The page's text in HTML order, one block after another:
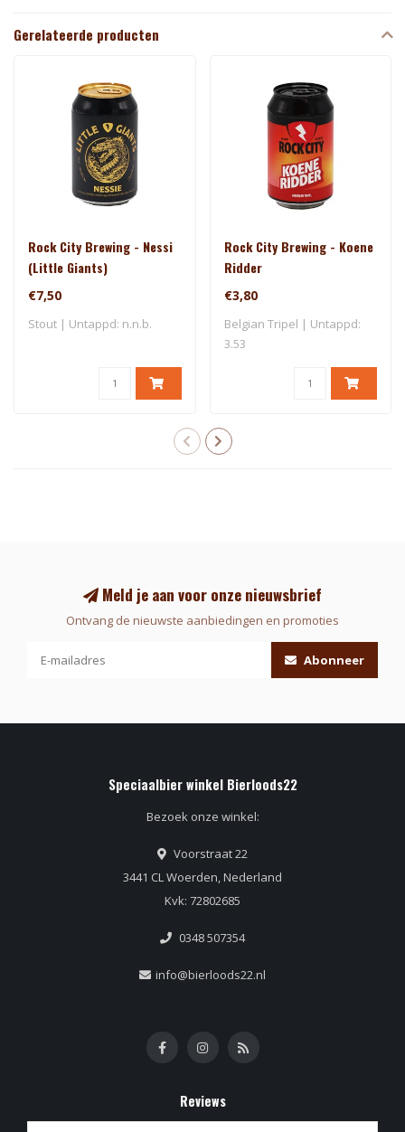
Gerelateerde producten
Rock City Brewing - Nessi
(Little Giants)
€7,50
Stout | Untappd: n.n.b.
Rock City Brewing - Koene
Ridder
€3,80
Belgian Tripel | Untappd:
3.53
Meld je aan voor onze nieuwsbrief
Ontvang de nieuwste aanbiedingen en promoties
Abonneer
Speciaalbier winkel Bierloods22
Bezoek onze winkel:
Voorstraat 22
3441 CL Woerden, Nederland
Kvk: 72802685
0348 507354
info@bierloods22.nl
Reviews